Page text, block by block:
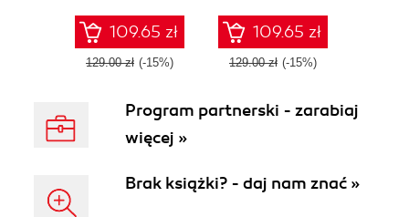
109.65 zł
129.00 zł (-15%)
109.65 zł
129.00 zł (-15%)
Program partnerski - zarabiaj
więcej »
Brak książki? - daj nam znać »